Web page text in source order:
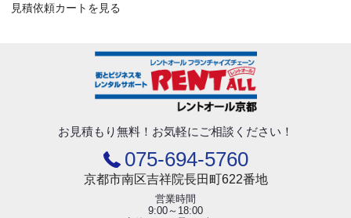
見積依頼カートを見る
お見積もり無料！ お気軽にご相談ください！
075-694-5760
京都市南区吉祥院長田町622番地
営業時間
9:00～18:00